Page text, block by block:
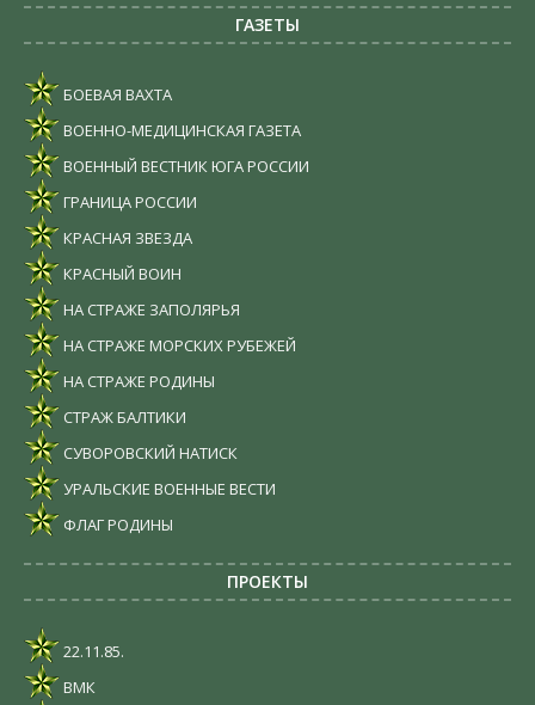
ГАЗЕТЫ
БОЕВАЯ ВАХТА
ВОЕННО-МЕДИЦИНСКАЯ ГАЗЕТА
ВОЕННЫЙ ВЕСТНИК ЮГА РОССИИ
ГРАНИЦА РОССИИ
КРАСНАЯ ЗВЕЗДА
КРАСНЫЙ ВОИН
НА СТРАЖЕ ЗАПОЛЯРЬЯ
НА СТРАЖЕ МОРСКИХ РУБЕЖЕЙ
НА СТРАЖЕ РОДИНЫ
СТРАЖ БАЛТИКИ
СУВОРОВСКИЙ НАТИСК
УРАЛЬСКИЕ ВОЕННЫЕ ВЕСТИ
ФЛАГ РОДИНЫ
ПРОЕКТЫ
22.11.85.
ВМК